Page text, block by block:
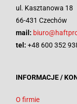
ul. Kasztanowa 18
66-431 Czechów
mail:
tel: +48 600 352
INFORMACJE /
O firmie